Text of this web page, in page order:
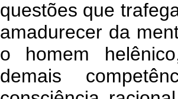
questões que
amadurecer da
o homem
demais